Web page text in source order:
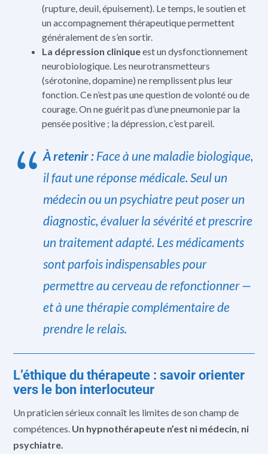
(rupture, deuil, épuisement). Le temps, le soutien et
un accompagnement thérapeutique permettent
généralement de s’en sortir.
La dépression cliniqueest un dysfonctionnement
neurobiologique. Les neurotransmetteurs
(sérotonine, dopamine) ne remplissent plus leur
fonction. Ce n’est pas une question de volonté ou de
courage. On ne guérit pas d’une pneumonie par la
pensée positive ; la dépression, c’est pareil.
À retenir : Face à une maladie biologique,
il faut une réponse médicale. Seul un
médecin ou un psychiatre peut poser un
diagnostic, évaluer la sévérité et prescrire
un traitement adapté. Les médicaments
sont parfois indispensables pour
permettre au cerveau de refonctionner —
et à une thérapie complémentaire de
prendre le relais.
L’éthique du thérapeute : savoir orienter
vers le bon interlocuteur
Un praticien sérieux connaît les limites de son champ de
compétences. Un hypnothérapeute n’est ni médecin, ni
psychiatre.